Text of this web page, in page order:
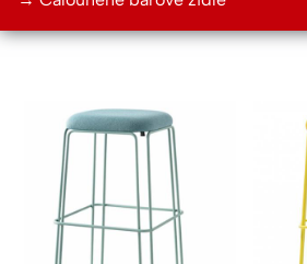
Dejte nám nezávazně vědět, že
This site is protected by
Privacy PolicyandTerms of Service